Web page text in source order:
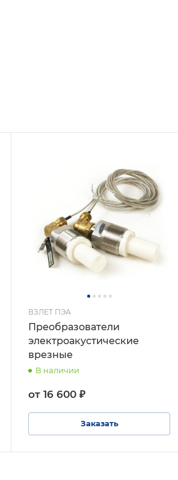
ВЗЛЕТ ПЭА
Преобразователи
электроакустические
врезные
В наличии
от 16 600 ₽
Заказать